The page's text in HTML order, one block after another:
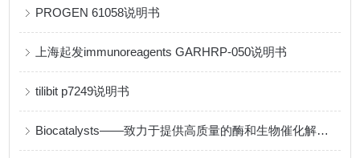
PROGEN 61058说明书
上海起发immunoreagents GARHRP-050说明书
tilibit p7249说明书
Biocatalysts——致力于提供高质量的酶和生物催化解决方案